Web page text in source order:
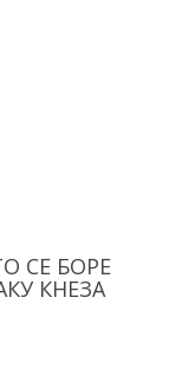
СЕ БОРЕ
КНЕЗА